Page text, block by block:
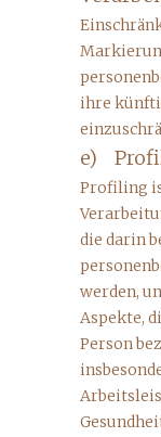
ihre
e)
Profiling
die darin
werden,
Aspekte,
Person